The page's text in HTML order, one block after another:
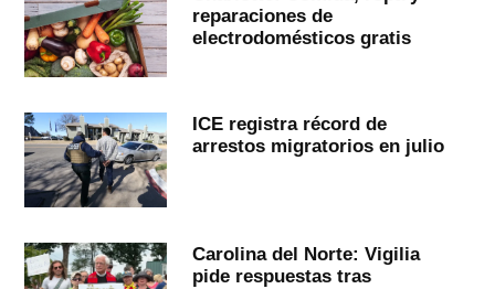
reparaciones de
electrodomésticos gratis
ICE registra récord de
arrestos migratorios en julio
Carolina del Norte: Vigilia
pide respuestas tras